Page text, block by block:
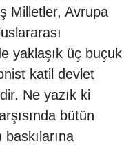
Milletler, Avrupa
yaklaşık üç buçuk
katil devlet
Ne yazık ki
bütün